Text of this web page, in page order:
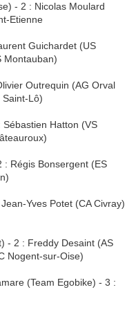
- 2 : Nicolas Moulard
Etienne
Guichardet (US
Montauban)
Outrequin (AG Orval
Lô)
Hatton (VS
Régis Bonsergent (ES
Yves Potet (CA Civray)
- 2 : Freddy Desaint (AS
Nogent-sur-Oise)
(Team Egobike) - 3 :